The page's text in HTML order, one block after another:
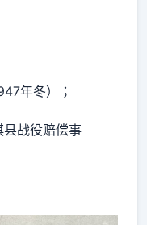
年冬）；
战役赔偿事